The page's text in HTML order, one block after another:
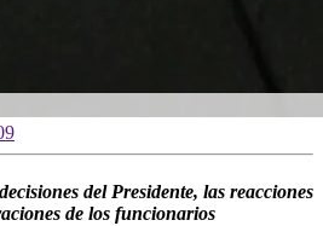
del Presidente, las reacciones
de los funcionarios